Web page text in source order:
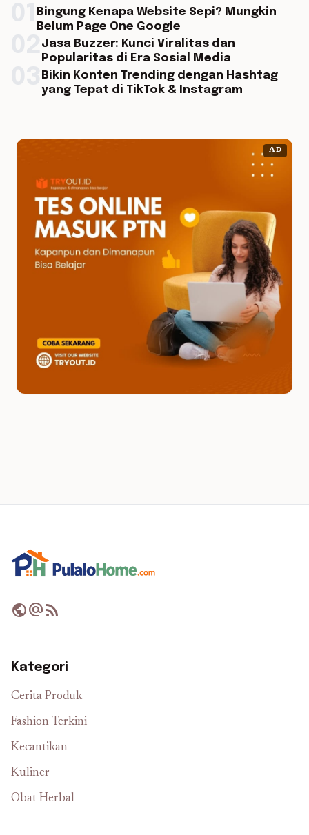
Bingung Kenapa Website Sepi? Mungkin
Belum Page One Google
Jasa Buzzer: Kunci Viralitas dan
Popularitas di Era Sosial Media
Bikin Konten Trending dengan Hashtag
yang Tepat di TikTok & Instagram
AD
publicalternate_emailrss_feed
Kategori
Cerita Produk
Fashion Terkini
Kecantikan
Kuliner
Obat Herbal